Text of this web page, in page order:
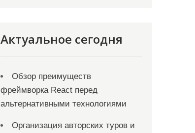
Актуальное сегодня
Обзор преимуществ
фреймворка React перед
альтернативными технологиями
Организация авторских туров и